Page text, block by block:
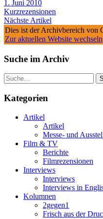
1. Juni 2010
Kurzrezensionen
Nächste Artikel
Dies ist der Archivbereich von
Zur aktuellen Website wechseln
Suche im Archiv
Suche
Kategorien
Artikel
Artikel
Messe- und
Film & TV
Berichte
Filmrezensionen
Interviews
Interviews
Interviews in
Kolumnen
2gegen1
Frisch aus der